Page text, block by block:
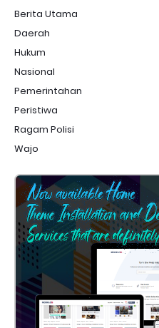
Berita Utama
Daerah
Hukum
Nasional
Pemerintahan
Peristiwa
Ragam Polisi
Wajo